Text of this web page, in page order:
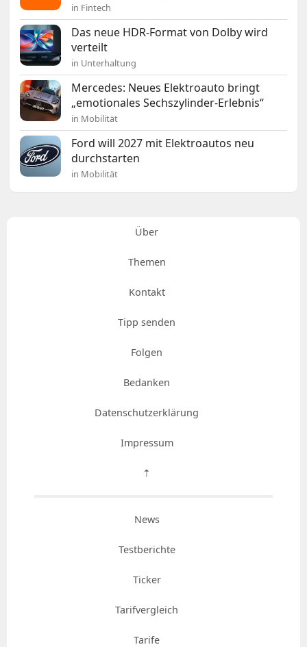
in Fintech
Das neue HDR-Format von Dolby wird
verteilt
in Unterhaltung
Mercedes: Neues Elektroauto bringt
„emotionales Sechszylinder-Erlebnis“
in Mobilität
Ford will 2027 mit Elektroautos neu
durchstarten
in Mobilität
Über
Themen
Kontakt
Tipp senden
Folgen
Bedanken
Datenschutzerklärung
Impressum
⇡
News
Testberichte
Ticker
Tarifvergleich
Tarife